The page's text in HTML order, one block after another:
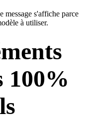
message s'affiche parce
à utiliser.
100%